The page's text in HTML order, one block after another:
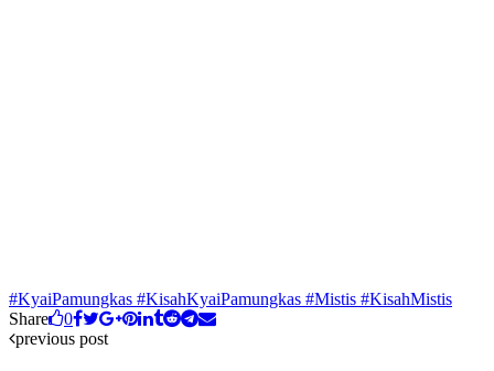
#KyaiPamungkas #KisahKyaiPamungkas #Mistis #KisahMistis
Share
0
previous post